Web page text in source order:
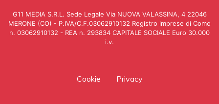
G11 MEDIA S.R.L. Sede Legale Via NUOVA VALASSINA, 4 22046
MERONE (CO) - P.IVA/C.F.03062910132 Registro imprese di Como
n. 03062910132 - REA n. 293834 CAPITALE SOCIALE Euro 30.000
i.v.
Cookie Privacy